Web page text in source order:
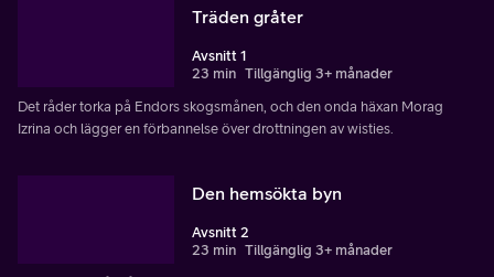
Träden gråter
Avsnitt 1
23 min Tillgänglig 3+ månader
Det råder torka på Endors skogsmånen, och den onda häxan Morag
Izrina och lägger en förbannelse över drottningen av wisties.
Den hemsökta byn
Avsnitt 2
23 min Tillgänglig 3+ månader